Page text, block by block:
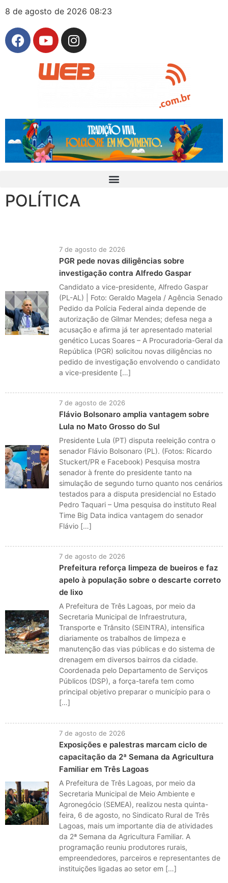
8 de agosto de 2026 08:23
POLÍTICA
7 de agosto de 2026
PGR pede novas diligências sobre
investigação contra Alfredo Gaspar
Candidato a vice-presidente, Alfredo Gaspar
(PL-AL) | Foto: Geraldo Magela / Agência Senado
Pedido da Polícia Federal ainda depende de
autorização de Gilmar Mendes; defesa nega a
acusação e afirma já ter apresentado material
genético Lucas Soares – A Procuradoria-Geral da
República (PGR) solicitou novas diligências no
pedido de investigação envolvendo o candidato
a vice-presidente […]
7 de agosto de 2026
Flávio Bolsonaro amplia vantagem sobre
Lula no Mato Grosso do Sul
Presidente Lula (PT) disputa reeleição contra o
senador Flávio Bolsonaro (PL). (Fotos: Ricardo
Stuckert/PR e Facebook) Pesquisa mostra
senador à frente do presidente tanto na
simulação de segundo turno quanto nos cenários
testados para a disputa presidencial no Estado
Pedro Taquari – Uma pesquisa do instituto Real
Time Big Data indica vantagem do senador
Flávio […]
7 de agosto de 2026
Prefeitura reforça limpeza de bueiros e faz
apelo à população sobre o descarte correto
de lixo
A Prefeitura de Três Lagoas, por meio da
Secretaria Municipal de Infraestrutura,
Transporte e Trânsito (SEINTRA), intensifica
diariamente os trabalhos de limpeza e
manutenção das vias públicas e do sistema de
drenagem em diversos bairros da cidade.
Coordenada pelo Departamento de Serviços
Públicos (DSP), a força-tarefa tem como
principal objetivo preparar o município para o
[…]
7 de agosto de 2026
Exposições e palestras marcam ciclo de
capacitação da 2ª Semana da Agricultura
Familiar em Três Lagoas
A Prefeitura de Três Lagoas, por meio da
Secretaria Municipal de Meio Ambiente e
Agronegócio (SEMEA), realizou nesta quinta-
feira, 6 de agosto, no Sindicato Rural de Três
Lagoas, mais um importante dia de atividades
da 2ª Semana da Agricultura Familiar. A
programação reuniu produtores rurais,
empreendedores, parceiros e representantes de
instituições ligadas ao setor em […]